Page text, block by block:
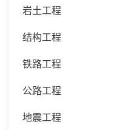
岩土工程
结构工程
铁路工程
公路工程
地震工程